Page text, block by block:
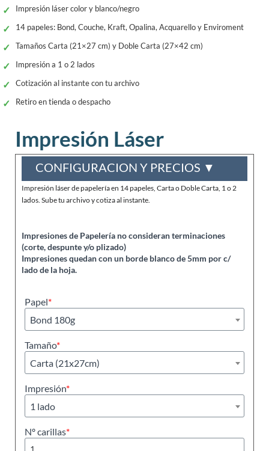
Impresión láser color y blanco/negro
14 papeles: Bond, Couche, Kraft, Opalina, Acquarello y Enviroment
Tamaños Carta (21×27 cm) y Doble Carta (27×42 cm)
Impresión a 1 o 2 lados
Cotización al instante con tu archivo
Retiro en tienda o despacho
Impresión Láser
CONFIGURACION Y PRECIOS ▼
Impresión láser de papelería en 14 papeles, Carta o Doble Carta, 1 o 2
lados. Sube tu archivo y cotiza al instante.
Impresiones de Papelería no consideran terminaciones
(corte, despunte y/o plizado)
Impresiones quedan con un borde blanco de 5mm por c/
lado de la hoja.
Papel*
Bond 180g
Tamaño*
Carta (21x27cm)
Impresión*
1 lado
Nº carillas*